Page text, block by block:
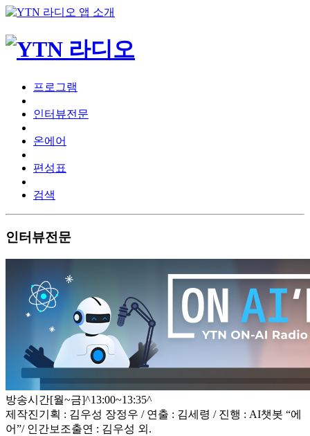
프로그램
인터뷰전문
온에어
편성표
검색
인터뷰전문
방송시간[월~금]^13:00~13:35^
제작진기획 : 김우성 장정우 / 연출 : 김세령 / 진행 : AI챗봇 “에
어”/ 인간보조출연 : 김우성 외.